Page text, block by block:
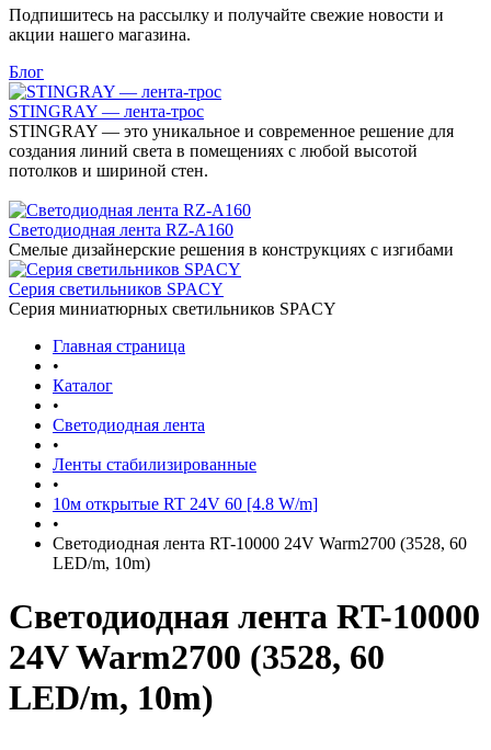
Подпишитесь на рассылку и получайте свежие новости и
акции нашего магазина.
Блог
STINGRAY — лента-трос
STINGRAY — это уникальное и современное решение для
создания линий света в помещениях с любой высотой
потолков и шириной стен.
Светодиодная лента RZ-A160
Смелые дизайнерские решения в конструкциях с изгибами
Серия светильников SPACY
Серия миниатюрных светильников SPACY
Главная страница
•
Каталог
•
Светодиодная лента
•
Ленты стабилизированные
•
10м открытые RT 24V 60 [4.8 W/m]
•
Светодиодная лента RT-10000 24V Warm2700 (3528, 60
LED/m, 10m)
Светодиодная лента RT-10000
24V Warm2700 (3528, 60
LED/m, 10m)